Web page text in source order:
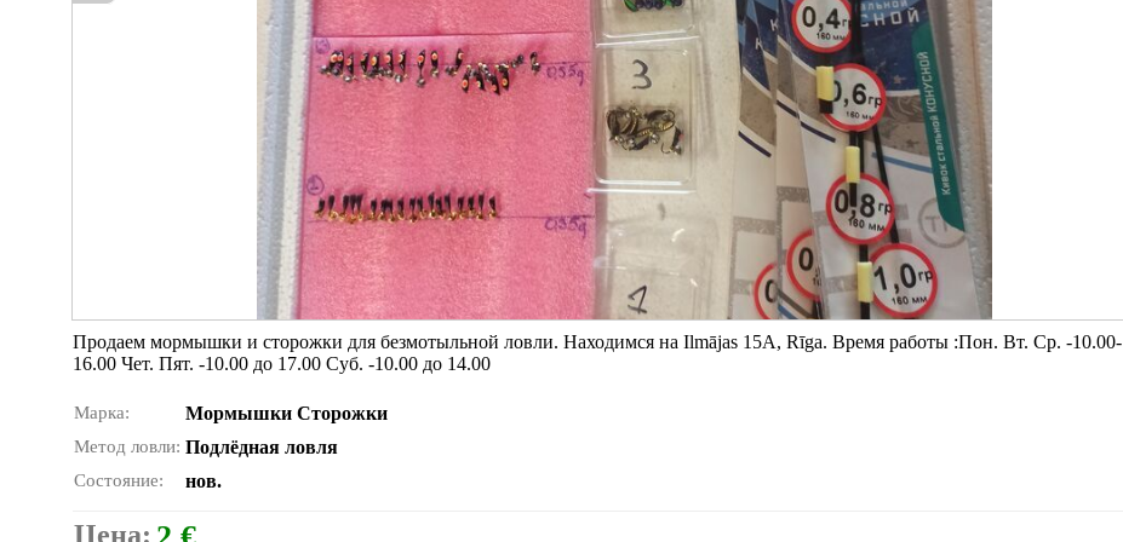
Продаем мормышки и сторожки для безмотыльной ловли. Находимся на Ilmājas 15A, Rīga. Время работы :Пон. Вт. Ср. -10.00-
16.00 Чет. Пят. -10.00 до 17.00 Суб. -10.00 до 14.00
Марка: Мормышки Сторожки
Метод ловли: Подлёдная ловля
Состояние: нов.
Цена: